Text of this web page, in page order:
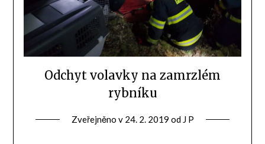
Odchyt volavky na zamrzlém
rybníku
Zveřejněno v 24. 2. 2019 od J P